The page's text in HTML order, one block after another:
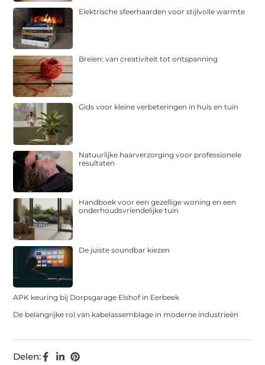
Delen:
Elektrische sfeerhaarden voor stijlvolle warmte
Breien: van creativiteit tot ontspanning
Gids voor kleine verbeteringen in huis en tuin
Natuurlijke haarverzorging voor professionele
resultaten
Handboek voor een gezellige woning en een
onderhoudsvriendelijke tuin
De juiste soundbar kiezen
APK keuring bij Dorpsgarage Elshof in Eerbeek
De belangrijke rol van kabelassemblage in moderne industrieën